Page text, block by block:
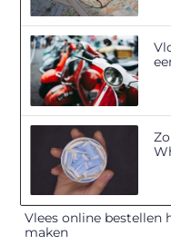
Vlees online bestellen
maken